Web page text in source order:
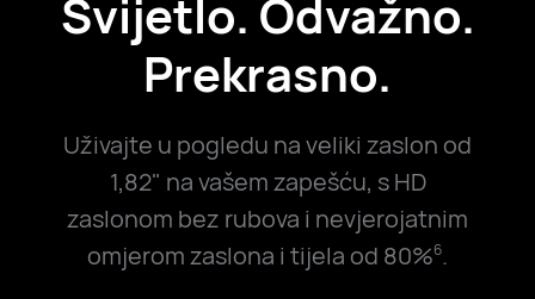
Svijetlo. Odvažno.
Prekrasno.
Uživajte u pogledu na veliki zaslon od
1,82" na vašem zapešću, s HD
zaslonom bez rubova i nevjerojatnim
omjerom zaslona i tijela od 80%6.